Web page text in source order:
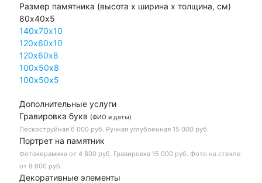
Размер памятника (высота х ширина х толщина, см)
80х40х5
140х70х10
120х60х10
120х60х8
100х50х8
100х50х5
Дополнительные услуги
Гравировка букв (ФИО и даты)
Пескоструйная 6 000 руб. Ручная углубленная 15 000 руб.
Портрет на памятник
Фотокерамика от 4 800 руб. Гравировка 15 000 руб. Фото на стекле
от 9 600 руб.
Декоративные элементы